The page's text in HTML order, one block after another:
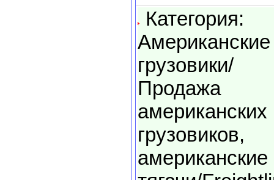
Категория:
Американские
грузовики/
Продажа
американских
грузовиков,
американские